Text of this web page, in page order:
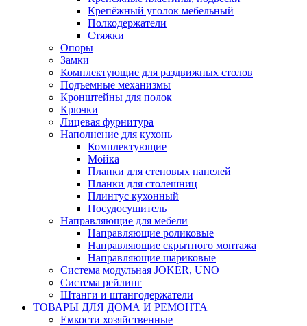
Крепёжный уголок мебельный
Полкодержатели
Стяжки
Опоры
Замки
Комплектующие для раздвижных столов
Подъемные механизмы
Кронштейны для полок
Крючки
Лицевая фурнитура
Наполнение для кухонь
Комплектующие
Мойка
Планки для стеновых панелей
Планки для столешниц
Плинтус кухонный
Посудосушитель
Направляющие для мебели
Направляющие роликовые
Направляющие скрытного монтажа
Направляющие шариковые
Система модульная JOKER, UNO
Система рейлинг
Штанги и штангодержатели
ТОВАРЫ ДЛЯ ДОМА И РЕМОНТА
Емкости хозяйственные